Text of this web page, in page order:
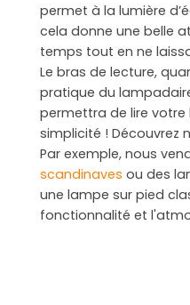
permet à la lumière
cela donne une belle
temps tout en ne
Le bras de lecture,
pratique du
permettra de lire votre
simplicité ! Découvrez
Par exemple, nous
scandinaves ou des
une lampe sur pied
fonctionnalité et